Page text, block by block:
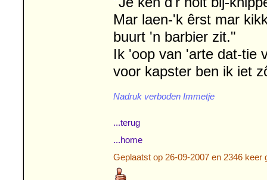
Mar laen-'k êrst mar
buurt 'n barbier zit."
Ik 'oop van 'arte dat-tie
voor kapster ben ik iet
Nadruk verboden Immetje
...terug
...home
Geplaatst op 26-09-2007 en 2346 keer